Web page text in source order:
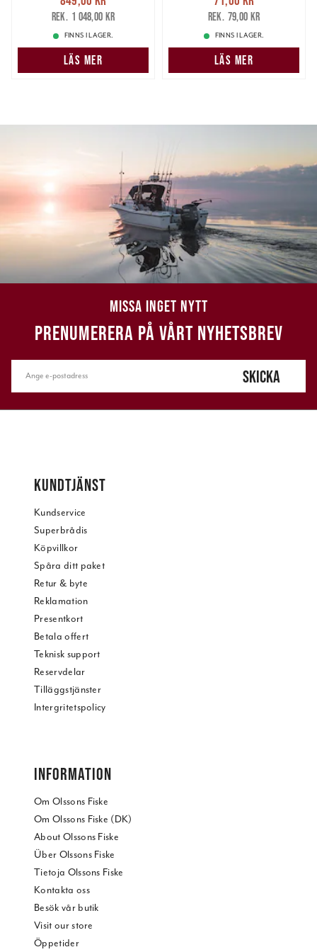
849,00 krTidigare pris
1 048,00 kr
1 048,00 kr
FINNS I LAGER.
LÄS MER
71,00 krTidigare pris
79,00 kr
79,00 kr
FINNS I LAGER.
LÄS MER
MISSA INGET NYTT
PRENUMERERA PÅ VÅRT NYHETSBREV
SKICKA
KUNDTJÄNST
Kundservice
Superbrådis
Köpvillkor
Spåra ditt paket
Retur & byte
Reklamation
Presentkort
Betala offert
Teknisk support
Reservdelar
Tilläggstjänster
Intergritetspolicy
INFORMATION
Om Olssons Fiske
Om Olssons Fiske (DK)
About Olssons Fiske
Über Olssons Fiske
Tietoja Olssons Fiske
Kontakta oss
Besök vår butik
Visit our store
Öppetider